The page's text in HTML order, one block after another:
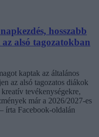
hosszabb
alsó tagozatokban
kaptak az általános
az alsó tagozatos diákok
tevékenységekre,
már a 2026/2027-es
írta Facebook-oldalán